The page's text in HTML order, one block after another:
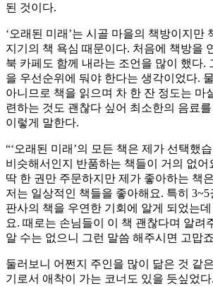
된 것이다.
‘오래된 미래’는 시골 마을의 책방이지만
지기의 책 욕심 때문이다. 처음에 책방을
북 카페도 함께 내라는 조언을 많이 했다.
을 우선순위에 둬야 한다는 생각이었다.
아니므로 책을 읽으며 차 한 잔 정도는 마
련하는 것도 괜찮다 싶어 최소한의 음료
이렇게 말한다.
“‘오래된 미래’의 모든 책은 제가 선택했
비슷해서인지 반품하는 책들이 거의 없어
딱 한 권만 주문하지만 제가 좋아하는 책
저는 일상적인 책들을 좋아해요. 특히
판사의 책을 우연한 기회에 알게 되었는
요. 때로는 손님들이 이 책 괜찮다며 알려
알 수는 없으니 그런 말씀 해주시면 고맙
둘러보니 어쩐지 주인을 많이 닮은 것 같
기로서 애착이 가는 코너도 있을 듯싶었다.